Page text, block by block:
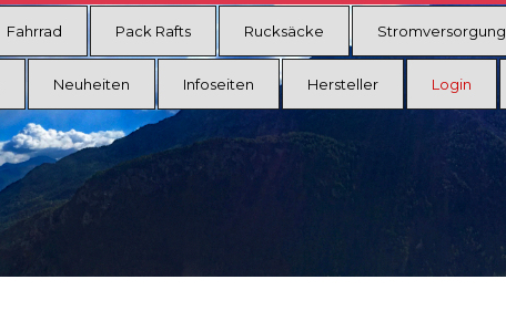
Fahrrad Pack Rafts Rucksäcke Stromversorgung
Neuheiten Infoseiten Hersteller Login